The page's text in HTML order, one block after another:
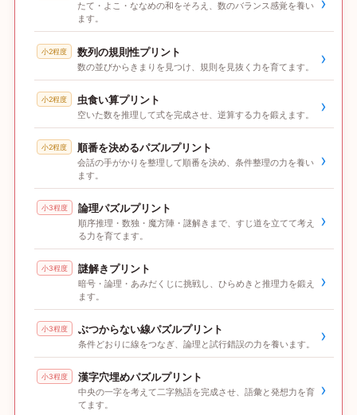
たて・よこ・ななめの和をそろえ、数のバランス感覚を養い
ます。
小2程度 数列の規則性プリント
数の並びからきまりを見つけ、規則を見抜く力を育てます。 ›
小2程度 虫食い算プリント
空いた数を推理して式を完成させ、逆算する力を鍛えます。 ›
小2程度 順番を決めるパズルプリント
会話の手がかりを整理して順番を決め、条件整理の力を養い
ます。
›
小3程度 論理パズルプリント
順序推理・数独・魔方陣・謎解きまで、すじ道を立てて考え
る力を育てます。
›
小3程度 謎解きプリント
暗号・論理・あみだくじに挑戦し、ひらめきと推理力を鍛え
ます。
›
小3程度 ぶつからない線パズルプリント
条件どおりに線をつなぎ、論理と試行錯誤の力を養います。 ›
小3程度 漢字穴埋めパズルプリント
中央の一字を考えて二字熟語を完成させ、語彙と発想力を育
てます。
›